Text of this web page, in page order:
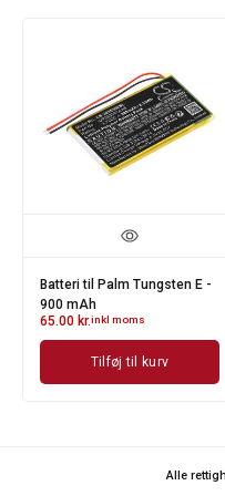
Batteri til Palm Tungsten E -
900 mAh
65.00 kr.inkl moms
Tilføj til kurv
Alle